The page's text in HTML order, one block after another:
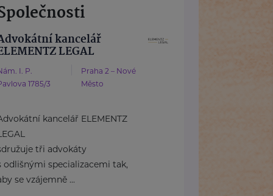
kancelář
LEGAL
I. P.
1785/3
Praha 2 – Nové
Město
kancelář ELEMENTZ
tři advokáty
odlišnými specializacemi tak,
se vzájemně ...